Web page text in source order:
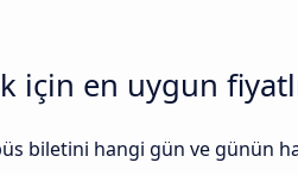
için en uygun
biletini hangi gün ve günün